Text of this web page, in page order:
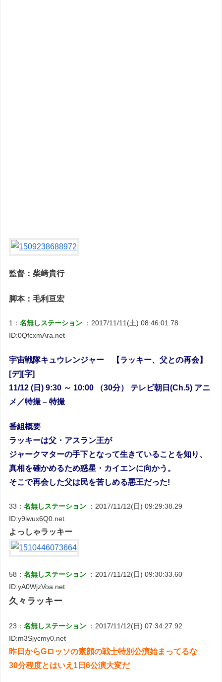
監督：柴﨑貴行
脚本：毛利亘宏
1：名無しステーション
：2017/11/11(土) 08:46:01.78
ID:0QfcxmAra.net
宇宙戦隊キュウレンジャー 【ラッキー、父との再会】
[デ][字]
11/12 (日) 9:30 ～ 10:00 （30分） テレビ朝日(Ch.5) アニ
メ／特撮 – 特撮
番組概要
ラッキーは父・アスラン王が
ジャークマターの手下となって生きていることを知り、
真相を確かめるため惑星・カイエンに向かう。
そこで再会した父は民を苦しめる悪王だった!
33：名無しステーション
：2017/11/12(日) 09:29:38.29
ID:y9lwux6Q0.net
よっしゃラッキー
58：名無しステーション
：2017/11/12(日) 09:30:33.60
ID:yA0WjzVoa.net
久々ラッキー
23：名無しステーション
：2017/11/12(日) 07:34:27.92
ID:m3Sjycmy0.net
昨日からGロッソの素顔の戦士特別公演始まってるな
30分程度とはいえ1日6公演大変だ